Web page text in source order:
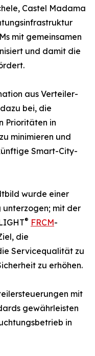
Castel Madama
mit gemeinsamen
und damit die
aus Verteiler-
bei, die
Prioritäten in
minimieren und
Smart-City-
wurde einer
mit der
® FRCM-
die
Servicequalität zu
zu erhöhen.
mit
gewährleisten
in